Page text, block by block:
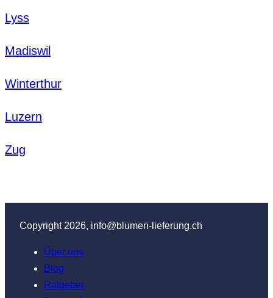
Lyss
Madiswil
Winterthur
Luzern
Zug
Copyright 2026, info@blumen-lieferung.ch
Über uns
Blog
Ratgeber